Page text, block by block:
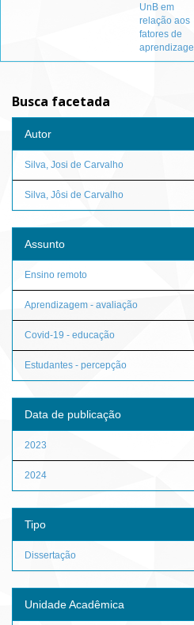
UnB em
relação aos
fatores de
Busca facetada
Autor
Silva, Josi de Carvalho
Silva, Jôsi de Carvalho
Assunto
Ensino remoto
Aprendizagem - avaliação
Covid-19 - educação
Estudantes - percepção
Data de publicação
2023
2024
Tipo
Dissertação
Unidade Acadêmica